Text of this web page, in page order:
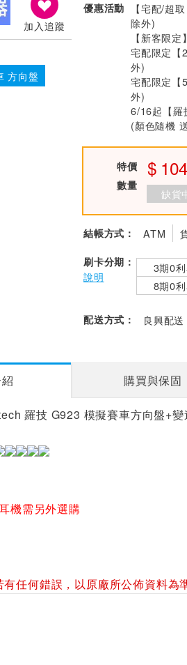
加入追蹤
方向盤
優惠活動
【宅配/超
除外)
【新客限
宅配限定【
外)
宅配限定【
外)
6/16起【羅
(顏色隨機
特價
數量
缺貨
結帳方式： ATM
刷卡分期：
說明
3期0
8期0
配送方式： 良興配送
購買與保固
羅技 G923 模擬賽車方向盤+變
機需另外選購
任何錯誤，以原廠所公佈資料為準